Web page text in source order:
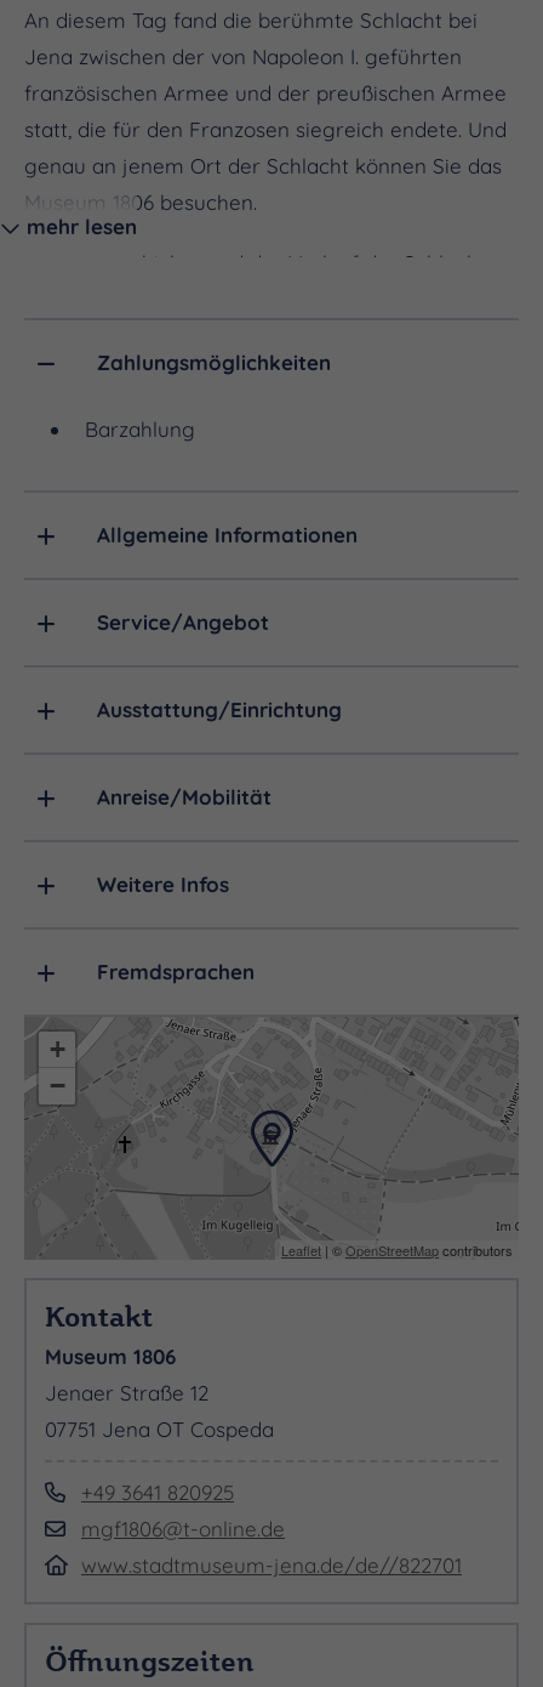
An diesem Tag fand die berühmte Schlacht bei
Jena zwischen der von Napoleon I. geführten
französischen Armee und der preußischen Armee
statt, die für den Franzosen siegreich endete. Und
genau an jenem Ort der Schlacht können Sie das
Museum 1806 besuchen.
Die Vorgeschichte und der Verlauf der Schlacht
ausführlich erläutert. Im Museum 1806 findet man
Zeitzeugen, Uniformen und Waffen dieser Zeit
mehr lesen
Zahlungsmöglichkeiten
Barzahlung
Allgemeine Informationen
Service/Angebot
Ausstattung/Einrichtung
Anreise/Mobilität
Weitere Infos
Fremdsprachen
+
−
Leaflet | ©OpenStreetMapcontributors
Kontakt
Museum 1806
Jenaer Straße 12
07751 Jena OT Cospeda
+49 3641 820925
mgf1806@t-online.de
www.stadtmuseum-jena.de/de//822701
Öffnungszeiten